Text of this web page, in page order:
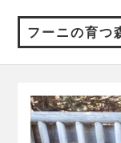
フーニの育つ